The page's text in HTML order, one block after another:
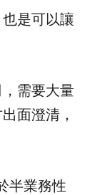
是可以讓
需要大量
面澄清，
半業務性